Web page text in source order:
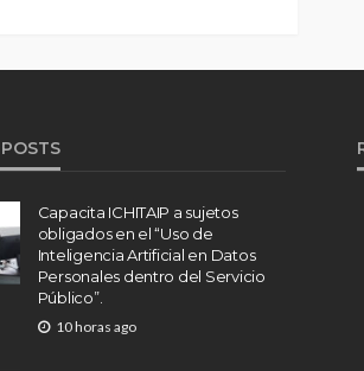
Capacita ICHITAIP a sujetos
obligados en el “Uso de
Inteligencia Artificial en Datos
Personales dentro del Servicio
Público”.
10 horas ago